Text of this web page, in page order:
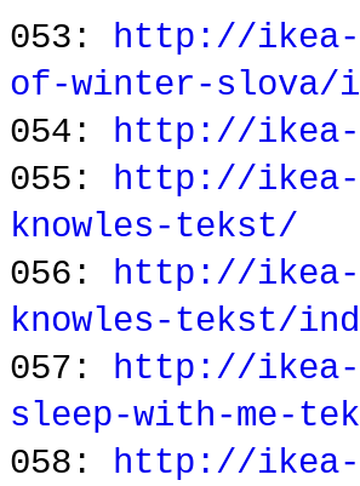
053: http://ikea-
of-winter-slova/
054: http://ikea-
055: http://ikea-
knowles-tekst/
056: http://ikea-
knowles-tekst/
057: http://ikea-
sleep-with-me-
058: http://ikea-